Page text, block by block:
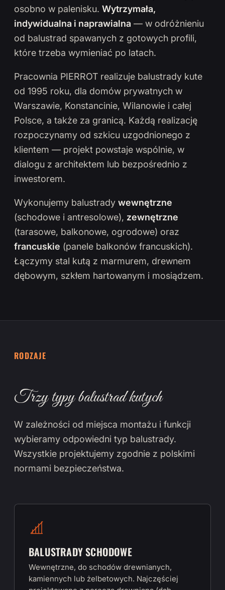
osobno w palenisku. Wytrzymała,
indywidualna i naprawialna — w odróżnieniu
od balustrad spawanych z gotowych profili,
które trzeba wymieniać po latach.
Pracownia PIERROT realizuje balustrady kute
od 1995 roku, dla domów prywatnych w
Warszawie, Konstancinie, Wilanowie i całej
Polsce, a także za granicą. Każdą realizację
rozpoczynamy od szkicu uzgodnionego z
klientem — projekt powstaje wspólnie, w
dialogu z architektem lub bezpośrednio z
inwestorem.
Wykonujemy balustrady wewnętrzne
(schodowe i antresolowe), zewnętrzne
(tarasowe, balkonowe, ogrodowe) oraz
francuskie (panele balkonów francuskich).
Łączymy stal kutą z marmurem, drewnem
dębowym, szkłem hartowanym i mosiądzem.
RODZAJE
Trzy typy balustrad kutych
W zależności od miejsca montażu i funkcji
wybieramy odpowiedni typ balustrady.
Wszystkie projektujemy zgodnie z polskimi
normami bezpieczeństwa.
BALUSTRADY SCHODOWE
Wewnętrzne, do schodów drewnianych,
kamiennych lub żelbetowych. Najczęściej